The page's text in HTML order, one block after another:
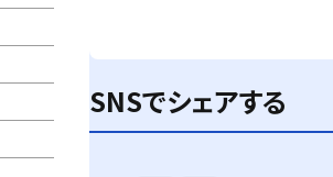
SNSでシェアする